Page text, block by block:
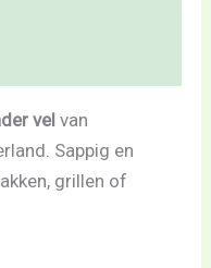
velvan
Sappig en
grillen of